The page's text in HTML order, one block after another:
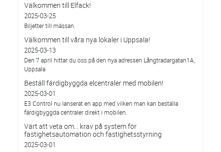
Välkommen till Elfack!
2025-03-25
Biljetter till mässan.
Välkommen till våra nya lokaler i Uppsala!
2025-03-13
Den 7 april hittar du oss på den nya adressen Långtradargatan1A,
Uppsala
Beställ färdigbyggda elcentraler med mobilen!
2025-03-01
E3 Control nu lanserat en app med vilken man kan beställa
färdigbyggda centraler direkt i mobilen.
Värt att veta om... krav på system för
fastighetsautomation och fastighetsstyrning
2025-03-01